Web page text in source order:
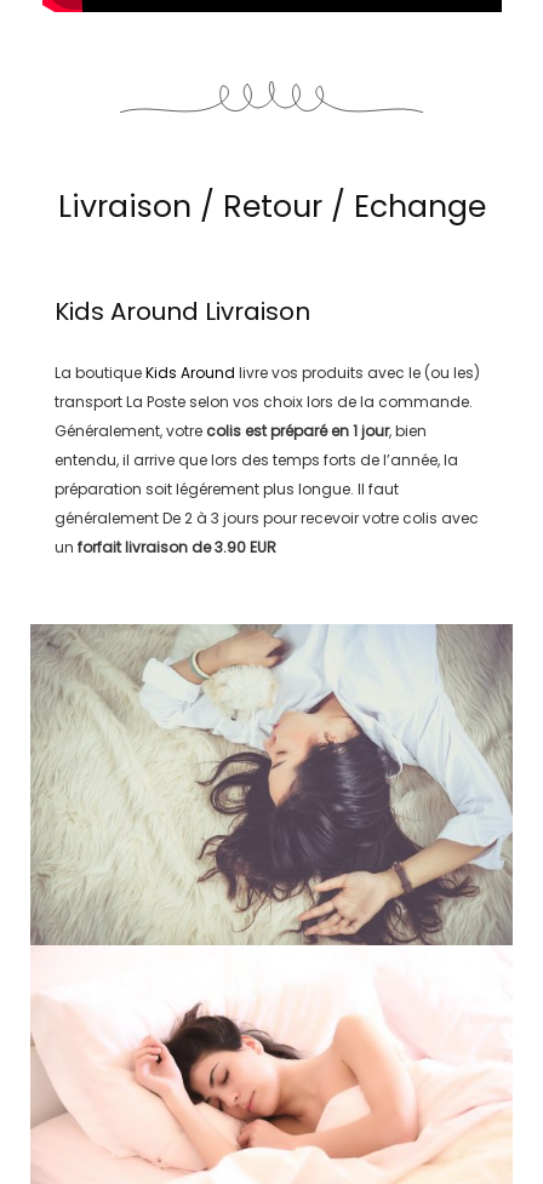
Livraison / Retour / Echange
Kids Around Livraison
La boutiqueKids Around livre vos produits avec le (ou les)
transportLa Posteselon vos choix lors de la commande.
Généralement, votre colis est préparé en1 jour, bien
entendu, il arrive que lors des temps forts de l’année, la
préparation soit légérement plus longue. Il faut
généralementDe 2 à 3 jours pour recevoir votre colis avec
un forfait livraison de3.90 EUR